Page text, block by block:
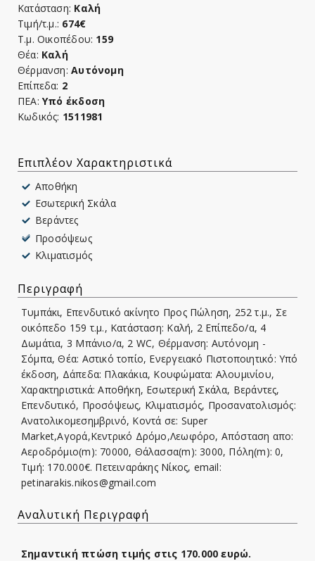
Κατάσταση: Καλή
Τιμή/τ.μ.: 674€
Τ.μ. Οικοπέδου: 159
Θέα: Καλή
Θέρμανση: Αυτόνομη
Επίπεδα: 2
ΠΕΑ:Υπό έκδοση
Κωδικός: 1511981
Επιπλέον Χαρακτηριστικά
Αποθήκη
Εσωτερική Σκάλα
Βεράντες
Προσόψεως
Κλιματισμός
Περιγραφή
Τυμπάκι, Επενδυτικό ακίνητο Προς Πώληση, 252 τ.μ., Σε
οικόπεδο 159 τ.μ., Κατάσταση: Καλή, 2 Επίπεδο/α, 4
Δωμάτια, 3 Μπάνιο/α, 2 WC, Θέρμανση: Αυτόνομη -
Σόμπα, Θέα: Αστικό τοπίο, Ενεργειακό Πιστοποιητικό: Υπό
έκδοση, Δάπεδα: Πλακάκια, Kουφώματα: Αλουμινίου,
Χαρακτηριστικά: Αποθήκη, Εσωτερική Σκάλα, Βεράντες,
Επενδυτικό, Προσόψεως, Κλιματισμός, Προσανατολισμός:
Ανατολικομεσημβρινό, Κοντά σε: Super
Market,Αγορά,Κεντρικό Δρόμο,Λεωφόρο, Απόσταση απο:
Αεροδρόμιο(m): 70000, Θάλασσα(m): 3000, Πόλη(m): 0,
Τιμή: 170.000€. Πετειναράκης Νίκος, email:
petinarakis.nikos@gmail.com
Αναλυτική Περιγραφή
Σημαντική πτώση τιμής στις 170.000 ευρώ.